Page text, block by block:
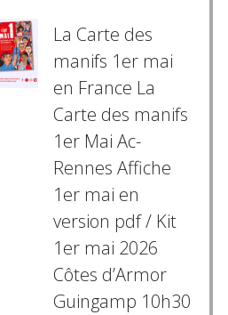
La Carte des
manifs 1er mai
en France La
Carte des manifs
1er Mai Ac-
Rennes Affiche
1er mai en
version pdf / Kit
1er mai 2026
Côtes d’Armor
Guingamp 10h30